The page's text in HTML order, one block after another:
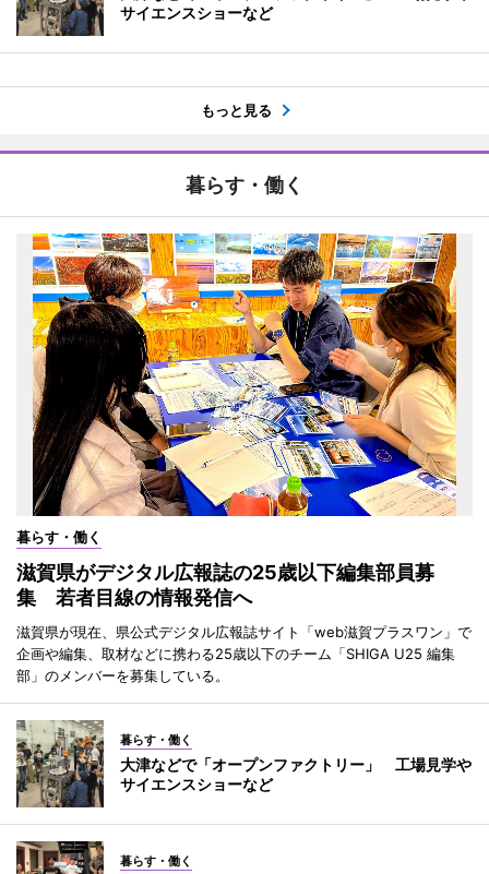
サイエンスショーなど
もっと見る
暮らす・働く
暮らす・働く
滋賀県がデジタル広報誌の25歳以下編集部員募
集 若者目線の情報発信へ
滋賀県が現在、県公式デジタル広報誌サイト「web滋賀プラスワン」で
企画や編集、取材などに携わる25歳以下のチーム「SHIGA U25 編集
部」のメンバーを募集している。
暮らす・働く
大津などで「オープンファクトリー」 工場見学や
サイエンスショーなど
暮らす・働く